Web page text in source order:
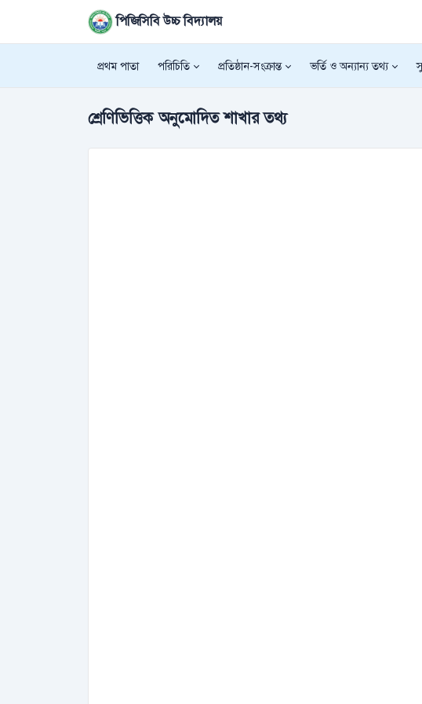
পিজিসিবি উচ্চ বিদ্যালয়
প্রথম পাতা পরিচিতি প্রতিষ্ঠান-সংক্রান্ত ভর্তি ও অন্যান্য তথ্য
শ্রেণিভিত্তিক অনুমোদিত শাখার তথ্য